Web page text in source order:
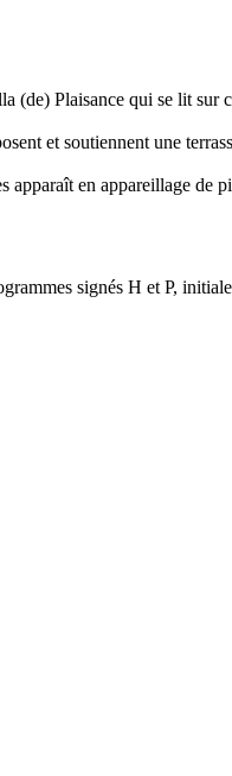
(de) Plaisance qui se lit sur
et soutiennent une
en appareillage de
signés H et P,